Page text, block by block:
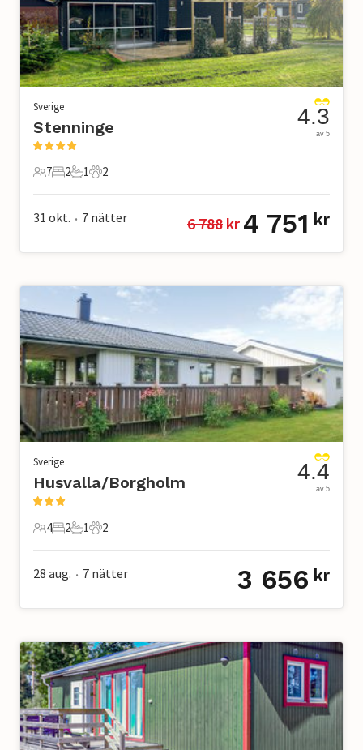
Sverige
Stenninge
7 Gäster
7
2 Sovrum
2
1 Badrum
1
2 Husdjur
2
4.3
av 5
31 okt. • 7 nätter 6 788 kr 4 751 kr
Sverige
Husvalla/Borgholm
4 Gäster
4
2 Sovrum
2
1 Badrum
1
2 Husdjur
2
4.4
av 5
28 aug. • 7 nätter 3 656 kr